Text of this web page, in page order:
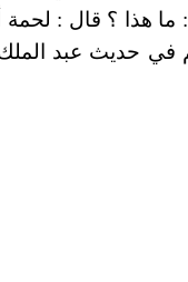
ما هذا ؟ قال : لحمة
في حديث عبد